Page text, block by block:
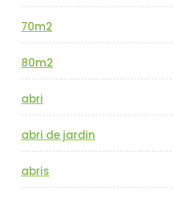
70m2
80m2
abri
abri de jardin
abris